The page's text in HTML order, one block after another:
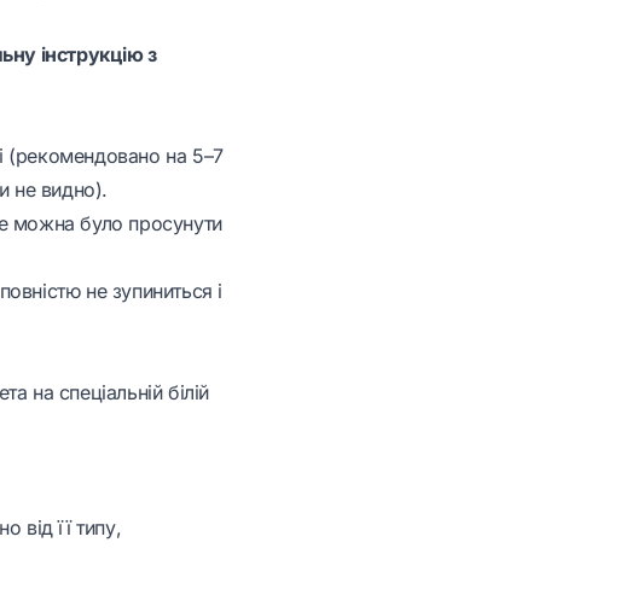
інструкцію з
(рекомендовано на 5–7
не видно).
можна було просунути
не зупиниться і
на спеціальній білій
від її типу,